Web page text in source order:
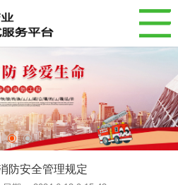
防安全管理规定